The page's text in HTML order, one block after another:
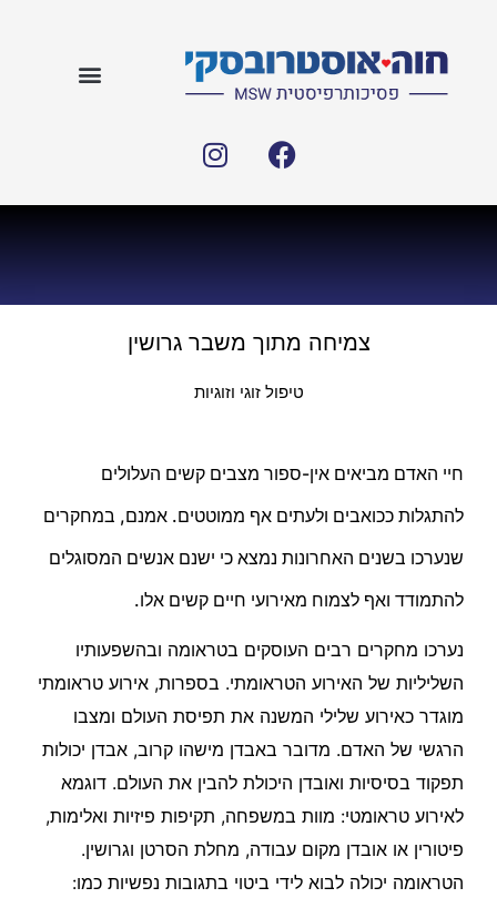
צמיחה מתוך משבר גרושין
טיפול זוגי וזוגיות
חיי האדם מביאים אין-ספור מצבים קשים העלולים
להתגלות ככואבים ולעתים אף ממוטטים. אמנם, במחקרים
שנערכו בשנים האחרונות נמצא כי ישנם אנשים המסוגלים
להתמודד ואף לצמוח מאירועי חיים קשים אלו.
נערכו מחקרים רבים העוסקים בטראומה ובהשפעותיו
השליליות של האירוע הטראומתי. בספרות, אירוע טראומתי
מוגדר כאירוע שלילי המשנה את תפיסת העולם ומצבו
הרגשי של האדם. מדובר באבדן מישהו קרוב, אבדן יכולות
תפקוד בסיסיות ואובדן היכולת להבין את העולם. דוגמא
לאירוע טראומטי: מוות במשפחה, תקיפות פיזיות ואלימות,
פיטורין או אובדן מקום עבודה, מחלת הסרטן וגרושין.
הטראומה יכולה לבוא לידי ביטוי בתגובות נפשיות כמו: